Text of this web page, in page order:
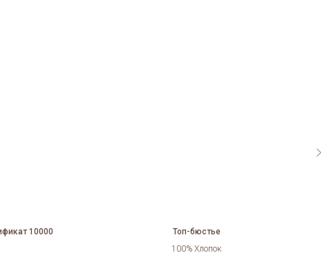
10000
Топ-бюстье
100% Хлопок